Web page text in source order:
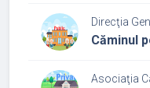
Direcţia
Căminul
Asociaţia